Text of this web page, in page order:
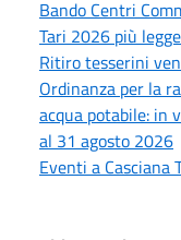
Bando Centri
Tari 2026 più
Ritiro tesserini
Ordinanza per la
acqua potabile: in
al 31 agosto 2026
Eventi a Casciana